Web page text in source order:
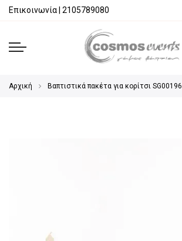
Επικοινωνία 2105789080
Αρχική Βαπτιστικά πακέτα για κορίτσι SG00196